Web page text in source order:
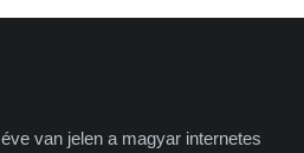
van jelen a magyar internetes